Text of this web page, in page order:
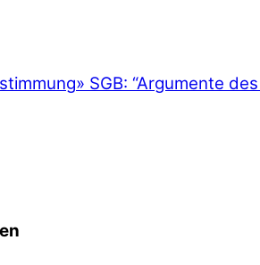
» SGB: “Argumente